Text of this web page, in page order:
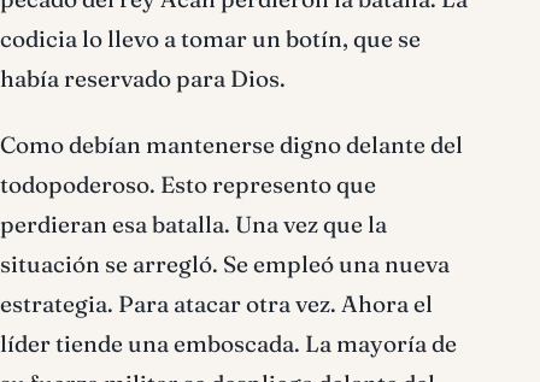
codicia lo llevo a tomar un botín, que se
había reservado para Dios.
Como debían mantenerse digno delante del
todopoderoso. Esto represento que
perdieran esa batalla. Una vez que la
situación se arregló. Se empleó una nueva
estrategia. Para atacar otra vez. Ahora el
líder tiende una emboscada. La mayoría de